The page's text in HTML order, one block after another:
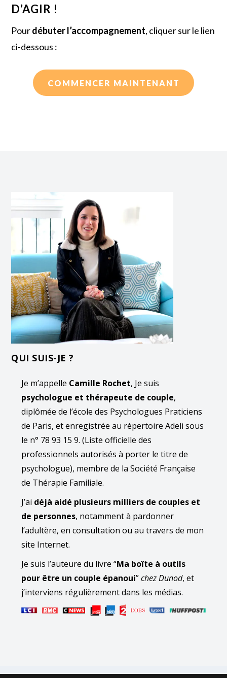
D’AGIR !
Pourdébuter l’accompagnement, cliquer sur le lien
ci-dessous :
COMMENCER MAINTENANT
QUI SUIS-JE ?
Je m’appelle Camille Rochet, Je suis
psychologue et thérapeute de couple,
diplômée de l’école des Psychologues Praticiens
de Paris, et enregistrée au répertoire Adeli sous
le n° 78 93 15 9. (Liste officielle des
professionnels autorisés à porter le titre de
psychologue), membre de la Société Française
de Thérapie Familiale.
J’ai déjà aidé plusieurs milliers de couples et
de personnes, notamment à pardonner
l’adultère, en consultation ou au travers de mon
site Internet.
Je suis l’auteure du livre “Ma boîte à outils
pour être un couple épanoui”chez Dunod, et
j’interviens régulièrement dans les médias.